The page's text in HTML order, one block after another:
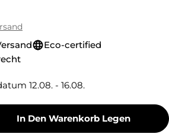
Eco-certified
12.08. - 16.08.
Ink Tintenpatrone Gelb
Für My Green Ink
In Den Warenkorb Legen